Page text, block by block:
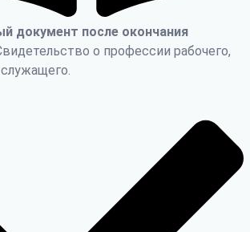
документ после окончания
о профессии рабочего,